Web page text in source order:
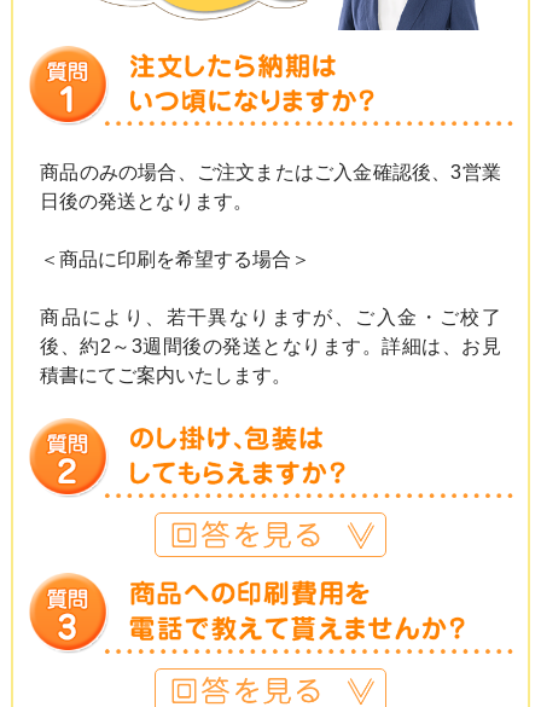
商品のみの場合、ご注文またはご入金確認後、3営業
日後の発送となります。
＜商品に印刷を希望する場合＞
商品により、若干異なりますが、ご入金・ご校了
後、約2～3週間後の発送となります。詳細は、お見
積書にてご案内いたします。